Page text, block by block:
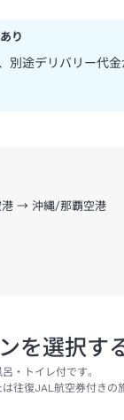
り
別途デリバリー代
港 → 沖縄/那覇空港
を選択す
・トイレ付です。
往復JAL航空券付きの